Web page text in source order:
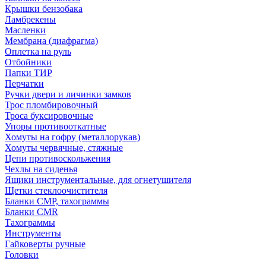
Крышки бензобака
Ламбрекены
Масленки
Мембрана (диафрагма)
Оплетка на руль
Отбойники
Папки ТИР
Перчатки
Ручки двери и личинки замков
Трос пломбировочный
Троса буксировочные
Упоры противооткатные
Хомуты на гофру (металлорукав)
Хомуты червячные, стяжные
Цепи противоскольжения
Чехлы на сиденья
Ящики инструментальные, для огнетушителя
Щетки стеклоочистителя
Бланки СМР, тахограммы
Бланки CMR
Тахограммы
Инструменты
Гайковерты ручные
Головки